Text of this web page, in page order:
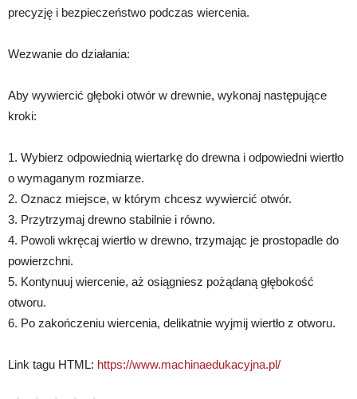
precyzję i bezpieczeństwo podczas wiercenia.
Wezwanie do działania:
Aby wywiercić głęboki otwór w drewnie, wykonaj następujące
kroki:
1. Wybierz odpowiednią wiertarkę do drewna i odpowiedni wiertło
o wymaganym rozmiarze.
2. Oznacz miejsce, w którym chcesz wywiercić otwór.
3. Przytrzymaj drewno stabilnie i równo.
4. Powoli wkręcaj wiertło w drewno, trzymając je prostopadle do
powierzchni.
5. Kontynuuj wiercenie, aż osiągniesz pożądaną głębokość
otworu.
6. Po zakończeniu wiercenia, delikatnie wyjmij wiertło z otworu.
Link tagu HTML: https://www.machinaedukacyjna.pl/